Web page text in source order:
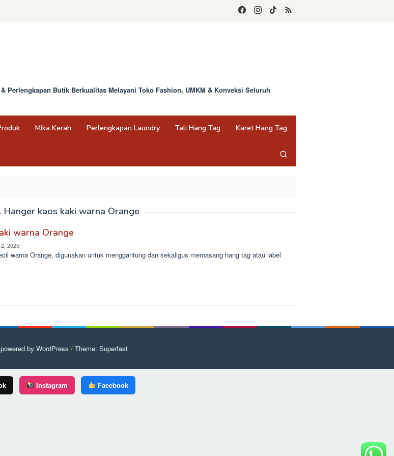
Perlengkapan Butik Berkualitas Melayani Toko Fashion, UMKM & Konveksi Seluruh
Mika Kerah Perlengkapan Laundry Tali Hang Tag Karet Hang Tag
Hanger kaos kaki warna Orange
warna Orange
2025
warna Orange, digunakan untuk menggantung dan sekaligus memasang hang tag atau label
by WordPress / Theme: Superfast
Instagram Facebook